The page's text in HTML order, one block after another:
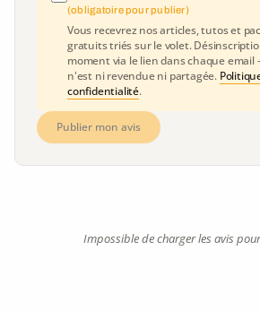
(obligatoire pour publier)
Vous recevrez nos articles, tutos et
gratuits triés sur le volet.
moment via le lien dans chaque
n'est ni revendue ni partagée.
confidentialité.
Publier mon avis
Impossible de charger les avis